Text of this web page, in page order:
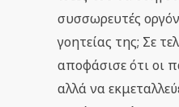
συσσωρευτές
γοητείας της; Σε
αποφάσισε ότι οι
αλλά να